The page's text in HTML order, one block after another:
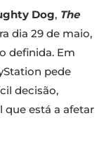
Dog, The
dia 29 de maio,
definida. Em
pede
decisão,
está a afetar